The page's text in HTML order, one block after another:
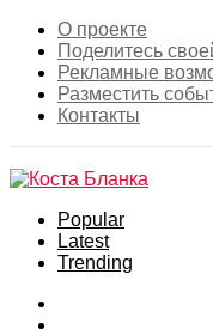
О проекте
Поделитесь
Рекламные
Разместить
Контакты
Popular
Latest
Trending